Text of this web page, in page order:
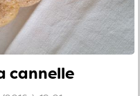
cannelle